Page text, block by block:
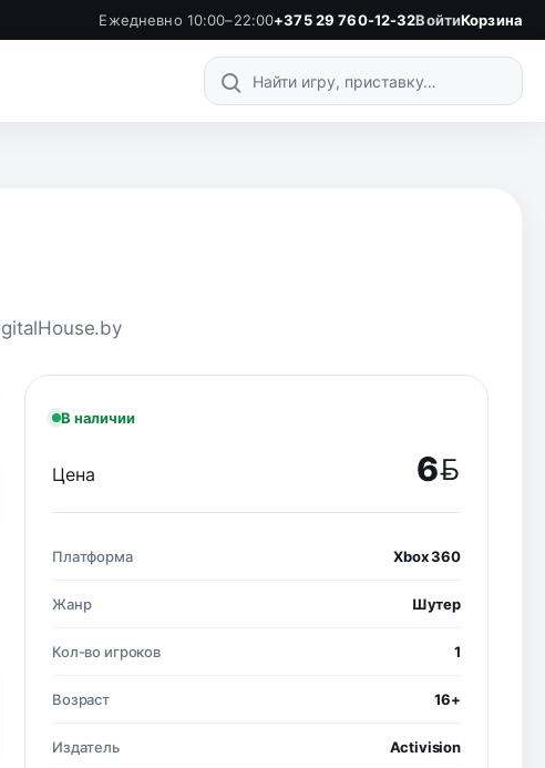
Ежедневно 10:00–22:00+375 29 760-12-32ВойтиКорзина
Поиск по каталогу
В наличии
Цена 6
BYN
Платформа Xbox 360
Жанр Шутер
Кол-во игроков 1
Возраст 16+
Издатель Activision